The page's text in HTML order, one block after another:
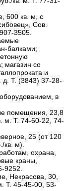
600 кв. м, с
Сов.
3505.
балками;
магазин со
и
д. Т. (3843) 37-28-
в
помещения, 23,8
м. Т. 74-60-22, 74-
25 (от 120
кв. м).
охрана,
краны,
9252.
Некрасова, 30,
Т. 45-45-00, 53-